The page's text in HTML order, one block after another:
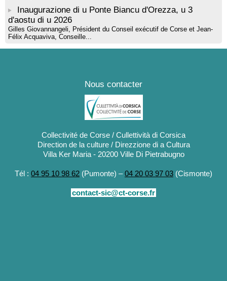
Inaugurazione di u Ponte Biancu d'Orezza, u 3
d'aostu di u 2026
Gilles Giovannangeli, Président du Conseil exécutif de Corse et Jean-
Félix Acquaviva, Conseille...
Nous contacter
Collectivité de Corse / Cullettività di Corsica
Direction de la culture / Direzzione di a Cultura
Villa Ker Maria - 20200 Ville Di Pietrabugno
Tél : 04 95 10 98 62 (Pumonte) –04 20 03 97 03 (Cismonte)
contact-sic@ct-corse.fr